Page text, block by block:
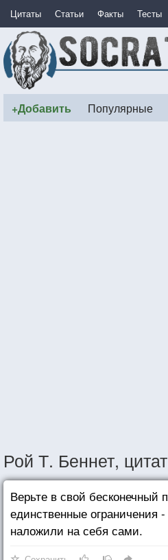
Цитаты Статьи Факты Тесты
+Добавить Популярные
Рой Т. Беннет,
Верьте в свой бесконечный
единственные ограничения
наложили на себя сами.